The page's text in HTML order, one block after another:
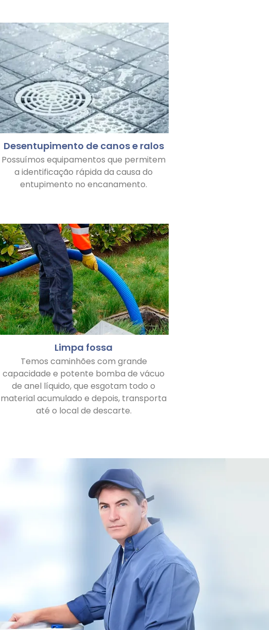
Desentupimento de canos e ralos
Possuímos equipamentos que permitem
a identificação rápida da causa do
entupimento no encanamento.
Limpa fossa
Temos caminhões com grande
capacidade e potente bomba de vácuo
de anel líquido, que esgotam todo o
material acumulado e depois, transporta
até o local de descarte.